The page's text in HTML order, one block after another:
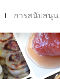
การสนับสนุน